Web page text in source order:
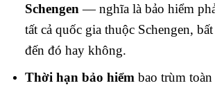
Schengen — nghĩa là bảo hiểm
tất cả quốc gia thuộc Schengen,
đến đó hay không.
Thời hạn bảo hiểm bao trùm